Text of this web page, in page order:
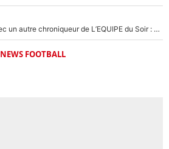
Johan Micoud en conflit avec un autre chroniqueur de L’EQUIPE du Soir : «Pendant un moment, je ne les ai pas remis ensemble dans l'émission»
NEWS FOOTBALL